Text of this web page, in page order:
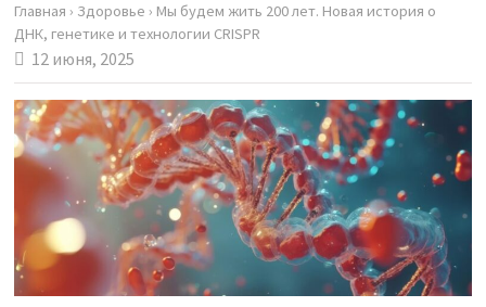
Главная › Здоровье › Мы будем жить 200 лет. Новая история о
ДНК, генетике и технологии CRISPR
12 июня, 2025